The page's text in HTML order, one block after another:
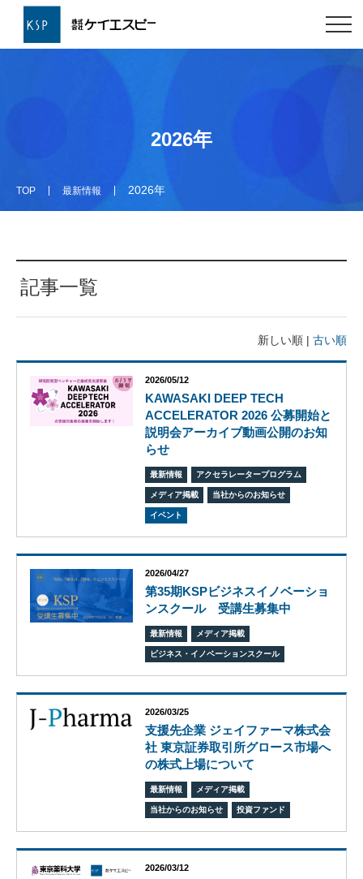
概
要
グ
ロー
バル
ネッ
株式
会社
ケイ
TOP 最新情報 2026年
2026年
記事一覧
新しい順 | 古い順
2026/05/12
KAWASAKI DEEP TECH
ACCELERATOR 2026 公募開始と
説明会アーカイブ動画公開のお知
らせ
最新情報 アクセラレータープログラム
メディア掲載 当社からのお知らせ
イベント
2026/04/27
第35期KSPビジネスイノベーショ
ンスクール 受講生募集中
最新情報 メディア掲載
ビジネス・イノベーションスクール
2026/03/25
支援先企業 ジェイファーマ株式会
社 東京証券取引所グロース市場へ
の株式上場について
最新情報 メディア掲載
当社からのお知らせ 投資ファンド
2026/03/12